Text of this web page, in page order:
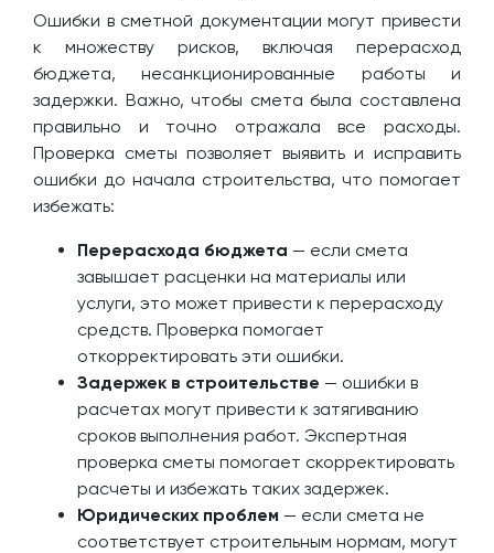
Ошибки в сметной документации могут привести
к множеству рисков, включая перерасход
бюджета, несанкционированные работы и
задержки. Важно, чтобы смета была составлена
правильно и точно отражала все расходы.
Проверка сметы позволяет выявить и исправить
ошибки до начала строительства, что помогает
избежать:
Перерасхода бюджета — если смета
завышает расценки на материалы или
услуги, это может привести к перерасходу
средств. Проверка помогает
откорректировать эти ошибки.
Задержек в строительстве — ошибки в
расчетах могут привести к затягиванию
сроков выполнения работ. Экспертная
проверка сметы помогает скорректировать
расчеты и избежать таких задержек.
Юридических проблем — если смета не
соответствует строительным нормам, могут